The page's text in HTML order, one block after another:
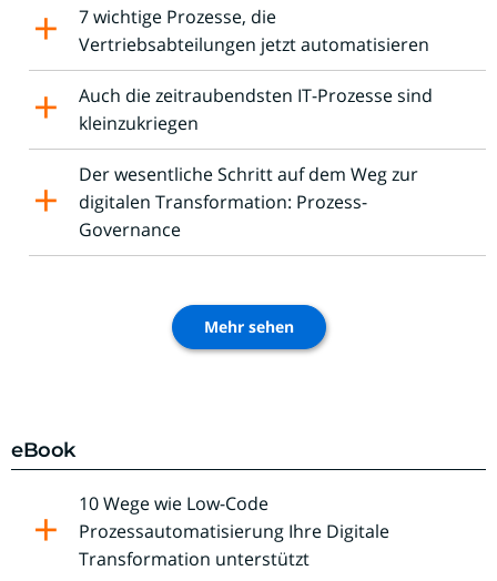
7 wichtige Prozesse, die
Vertriebsabteilungen jetzt automatisieren
Auch die zeitraubendsten IT-Prozesse sind
kleinzukriegen
Der wesentliche Schritt auf dem Weg zur
digitalen Transformation: Prozess-
Governance
Mehr sehen
eBook
10 Wege wie Low-Code
Prozessautomatisierung Ihre Digitale
Transformation unterstützt